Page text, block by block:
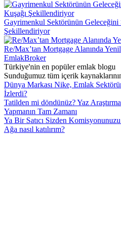
Gayrimenkul Sektörünün Geleceğini
Şekillendiriyor
Re/Max’tan Mortgage Alanında
EmlakBroker
Türkiye'nin en popüler emlak blogu
Sunduğumuz tüm içerik
Dünya Markası Nike, Emlak
İzlerdi?
Tatilden mi döndünüz? Yaz
Yapmanın Tam Zamanı
Ya Bir Satıcı Sizden
Ağa nasıl katılırım?